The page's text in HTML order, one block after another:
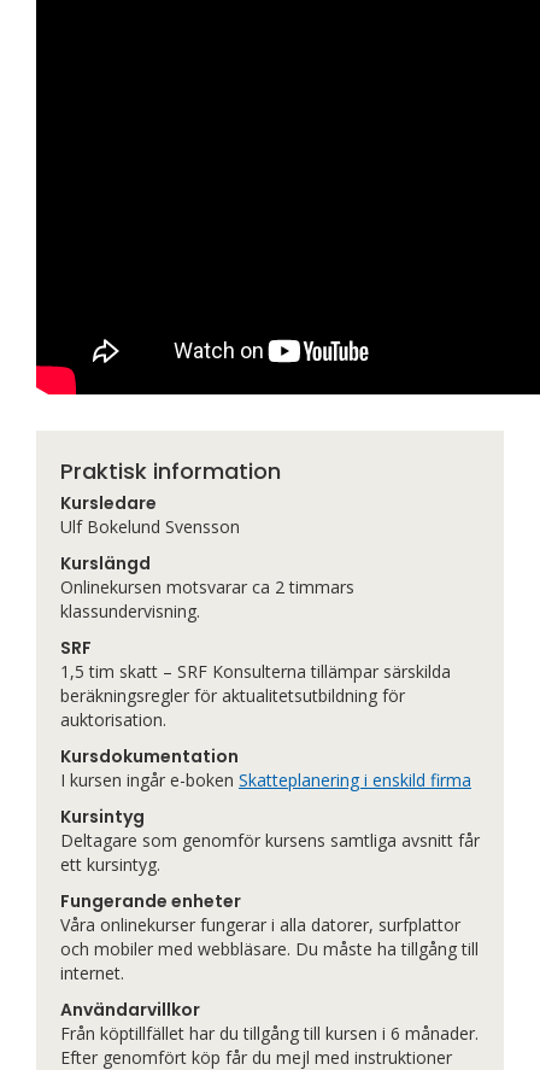
Praktisk information
Kursledare
Ulf Bokelund Svensson
Kurslängd
Onlinekursen motsvarar ca 2 timmars
klassundervisning.
SRF
1,5 tim skatt – SRF Konsulterna tillämpar särskilda
beräkningsregler för aktualitetsutbildning för
auktorisation.
Kursdokumentation
I kursen ingår e-boken Skatteplanering i enskild firma
Kursintyg
Deltagare som genomför kursens samtliga avsnitt får
ett kursintyg.
Fungerande enheter
Våra onlinekurser fungerar i alla datorer, surfplattor
och mobiler med webbläsare. Du måste ha tillgång till
internet.
Användarvillkor
Från köptillfället har du tillgång till kursen i 6 månader.
Efter genomfört köp får du mejl med instruktioner